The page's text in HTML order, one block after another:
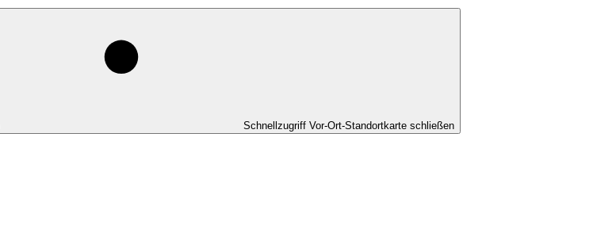
Schnellzugriff Vor-Ort-Standortkarte schließen